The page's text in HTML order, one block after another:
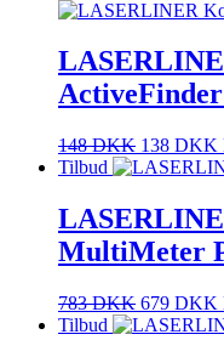
148DKK 138 DKK
Tilbud
MultiMeter
783DKK 679 DKK
Tilbud